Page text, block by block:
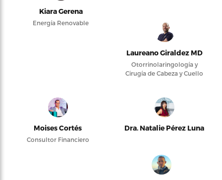
Kiara Gerena
Energía Renovable
Laureano Giraldez MD
Otorrinolaringología y
Cirugía de Cabeza y Cuello
Moises Cortés
Consultor Financiero
Dra. Natalie Pérez Luna